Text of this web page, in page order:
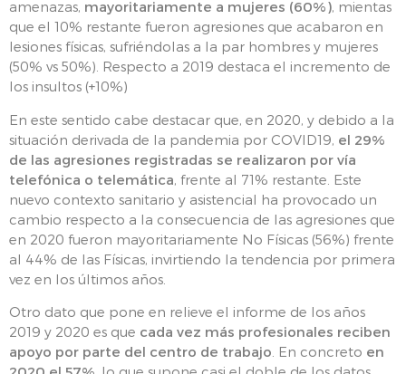
amenazas, mayoritariamente a mujeres (60%), mientas
que el 10% restante fueron agresiones que acabaron en
lesiones físicas, sufriéndolas a la par hombres y mujeres
(50% vs 50%). Respecto a 2019 destaca el incremento de
los insultos (+10%)
En este sentido cabe destacar que, en 2020, y debido a la
situación derivada de la pandemia por COVID19, el 29%
de las agresiones registradas se realizaron por vía
telefónica o telemática, frente al 71% restante. Este
nuevo contexto sanitario y asistencial ha provocado un
cambio respecto a la consecuencia de las agresiones que
en 2020 fueron mayoritariamente No Físicas (56%) frente
al 44% de las Físicas, invirtiendo la tendencia por primera
vez en los últimos años.
Otro dato que pone en relieve el informe de los años
2019 y 2020 es que cada vez más profesionales reciben
apoyo por parte del centro de trabajo . En concreto en